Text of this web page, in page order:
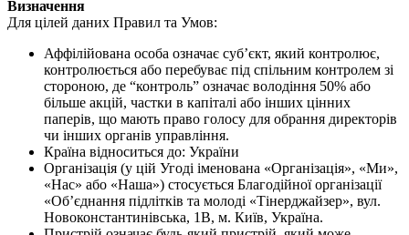
Визначення
Для цілей даних Правил та Умов:
Аффілійована особа означає суб’єкт, який контролює,
контролюється або перебуває під спільним контролем зі
стороною, де “контроль” означає володіння 50% або
більше акцій, частки в капіталі або інших цінних
паперів, що мають право голосу для обрання директорів
чи інших органів управління.
Країна відноситься до: України
Організація (у цій Угоді іменована «Організація», «Ми»,
«Нас» або «Наша») стосується Благодійної організації
«Об’єднання підлітків та молоді «Тінерджайзер», вул.
Новоконстантинівська, 1В, м. Київ, Україна.